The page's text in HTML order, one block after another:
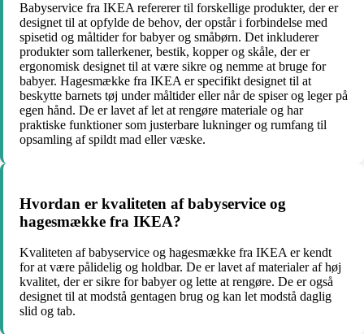
Babyservice fra IKEA refererer til forskellige produkter, der er
designet til at opfylde de behov, der opstår i forbindelse med
spisetid og måltider for babyer og småbørn. Det inkluderer
produkter som tallerkener, bestik, kopper og skåle, der er
ergonomisk designet til at være sikre og nemme at bruge for
babyer. Hagesmække fra IKEA er specifikt designet til at
beskytte barnets tøj under måltider eller når de spiser og leger på
egen hånd. De er lavet af let at rengøre materiale og har
praktiske funktioner som justerbare lukninger og rumfang til
opsamling af spildt mad eller væske.
Hvordan er kvaliteten af babyservice og
hagesmække fra IKEA?
Kvaliteten af babyservice og hagesmække fra IKEA er kendt
for at være pålidelig og holdbar. De er lavet af materialer af høj
kvalitet, der er sikre for babyer og lette at rengøre. De er også
designet til at modstå gentagen brug og kan let modstå daglig
slid og tab.